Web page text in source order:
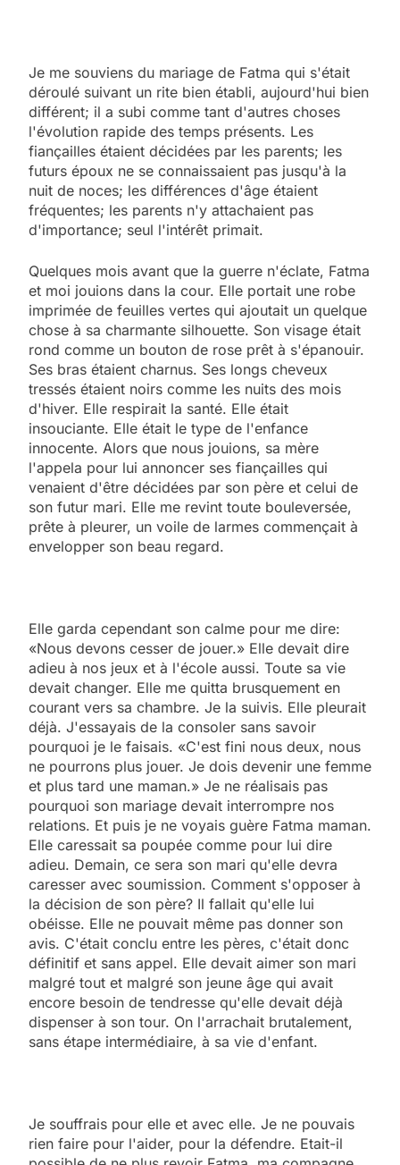
Je me souviens du mariage de Fatma qui s'était
déroulé suivant un rite bien établi, aujourd'hui bien
différent; il a subi comme tant d'autres choses
l'évolution rapide des temps présents. Les
fiançailles étaient décidées par les parents; les
futurs époux ne se connaissaient pas jusqu'à la
nuit de noces; les différences d'âge étaient
fréquentes; les parents n'y attachaient pas
d'importance; seul l'intérêt primait.
Quelques mois avant que la guerre n'éclate, Fatma
et moi jouions dans la cour. Elle portait une robe
imprimée de feuilles vertes qui ajoutait un quelque
chose à sa charmante silhouette. Son visage était
rond comme un bouton de rose prêt à s'épanouir.
Ses bras étaient charnus. Ses longs cheveux
tressés étaient noirs comme les nuits des mois
d'hiver. Elle respirait la santé. Elle était
insouciante. Elle était le type de l'enfance
innocente. Alors que nous jouions, sa mère
l'appela pour lui annoncer ses fiançailles qui
venaient d'être décidées par son père et celui de
son futur mari. Elle me revint toute bouleversée,
prête à pleurer, un voile de larmes commençait à
envelopper son beau regard.
Elle garda cependant son calme pour me dire:
«Nous devons cesser de jouer.» Elle devait dire
adieu à nos jeux et à l'école aussi. Toute sa vie
devait changer. Elle me quitta brusquement en
courant vers sa chambre. Je la suivis. Elle pleurait
déjà. J'essayais de la consoler sans savoir
pourquoi je le faisais. «C'est fini nous deux, nous
ne pourrons plus jouer. Je dois devenir une femme
et plus tard une maman.» Je ne réalisais pas
pourquoi son mariage devait interrompre nos
relations. Et puis je ne voyais guère Fatma maman.
Elle caressait sa poupée comme pour lui dire
adieu. Demain, ce sera son mari qu'elle devra
caresser avec soumission. Comment s'opposer à
la décision de son père? Il fallait qu'elle lui
obéisse. Elle ne pouvait même pas donner son
avis. C'était conclu entre les pères, c'était donc
définitif et sans appel. Elle devait aimer son mari
malgré tout et malgré son jeune âge qui avait
encore besoin de tendresse qu'elle devait déjà
dispenser à son tour. On l'arrachait brutalement,
sans étape intermédiaire, à sa vie d'enfant.
Je souffrais pour elle et avec elle. Je ne pouvais
rien faire pour l'aider, pour la défendre. Etait-il